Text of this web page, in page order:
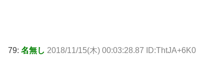
79: 名無し 2018/11/15(木) 00:03:28.87 ID:ThtJA+6K0